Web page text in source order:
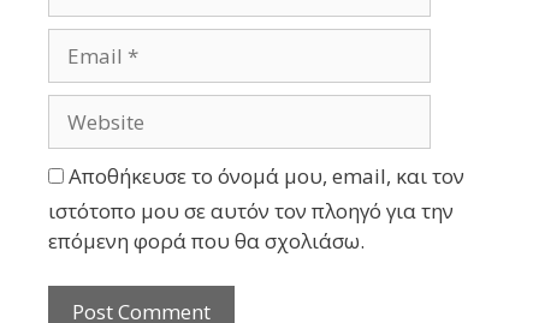
Αποθήκευσε το όνομά μου, email, και τον
ιστότοπο μου σε αυτόν τον πλοηγό για την
επόμενη φορά που θα σχολιάσω.